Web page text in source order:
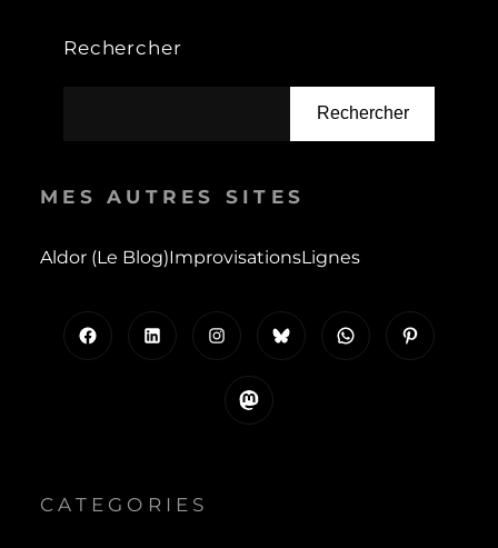
Rechercher
Rechercher
MES AUTRES SITES
Aldor (le Blog)ImprovisationsLignes
Instagram WhatsApp
Mastodon
CATEGORIES